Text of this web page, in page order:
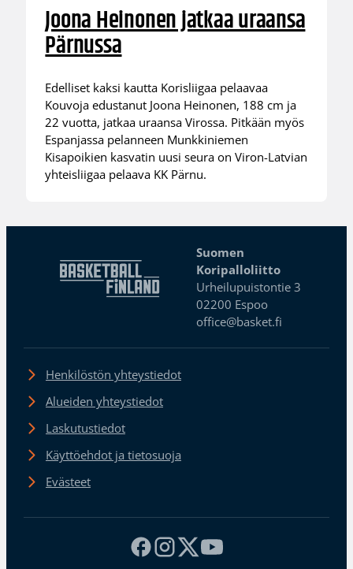
Joona Heinonen jatkaa uraansa
Pärnussa
Edelliset kaksi kautta Korisliigaa pelaavaa
Kouvoja edustanut Joona Heinonen, 188 cm ja
22 vuotta, jatkaa uraansa Virossa. Pitkään myös
Espanjassa pelanneen Munkkiniemen
Kisapoikien kasvatin uusi seura on Viron-Latvian
yhteisliigaa pelaava KK Pärnu.
Suomen
Koripalloliitto
Urheilupuistontie 3
02200 Espoo
office@basket.fi
Henkilöstön yhteystiedot
Alueiden yhteystiedot
Laskutustiedot
Käyttöehdot ja tietosuoja
Evästeet